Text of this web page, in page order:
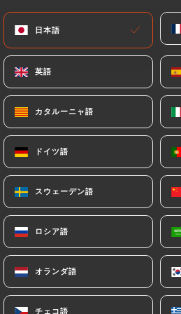
メニュー
日本語
英語
カタルーニャ語
ドイツ語
スウェーデン語
ロシア語
オランダ語
チェコ語
ホーム/連絡先
連絡先
Roi
日本語
英語
カタルーニャ語
ドイツ語
スウェーデン語
ロシア語
オランダ語
チェコ語